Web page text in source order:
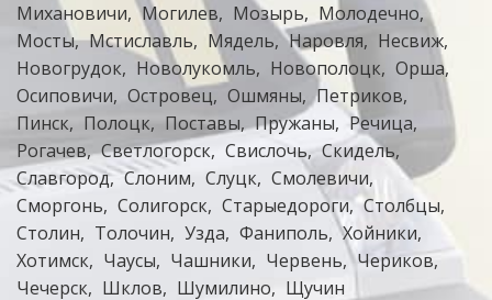
Михановичи
Могилев Мозырь
Молодечно
Мосты Мстиславль Мядель Наровля
Несвиж
Новогрудок
Новолукомль Новополоцк
Орша
Осиповичи
Островец Ошмяны
Петриков
Пинск
Полоцк Поставы Пружаны
Речица
Рогачев Светлогорск Свислочь Скидель
Славгород Слоним Слуцк Смолевичи
Сморгонь
Солигорск Старыедороги
Столбцы
Столин
Толочин Узда Фаниполь
Хойники
Хотимск
Чаусы Чашники Червень
Чериков
Чечерск
Шклов Шумилино Щучин